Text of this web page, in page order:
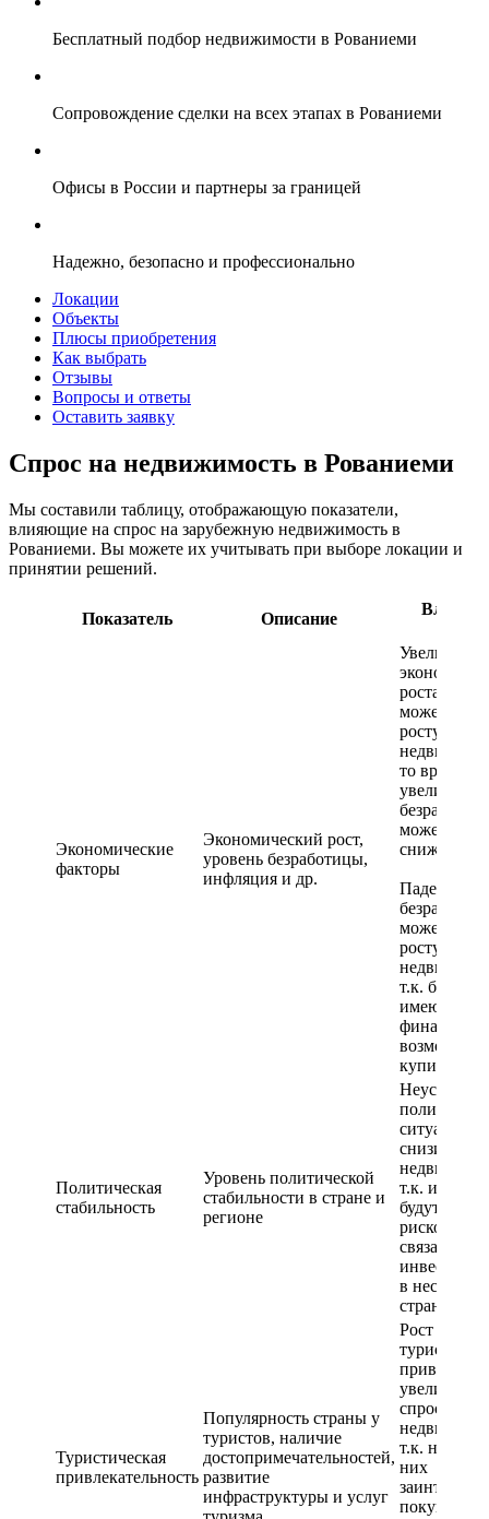
Бесплатный подбор недвижимости в Рованиеми
Сопровождение сделки на всех этапах в Рованиеми
Офисы в России и партнеры за границей
Надежно, безопасно и профессионально
Локации
Объекты
Плюсы приобретения
Как выбрать
Отзывы
Вопросы и ответы
Оставить заявку
Спрос на недвижимость в Рованиеми
Мы составили таблицу, отображающую показатели,
влияющие на спрос на зарубежную недвижимость в
Рованиеми. Вы можете их учитывать при выборе локации и
принятии решений.
Показатель Описание
Экономические
факторы
Экономический рост,
уровень безработицы,
инфляция и др.
Увеличение
роста в
может
росту
то время
увеличение
может
снижению
Падение
может
росту
т.к. больше
имеют
купить
Политическая
стабильность
Уровень политической
стабильности в стране и
регионе
ситуации
снизить
т.к.
будут
рисков,
связанных с
в
страну
Туристическая
привлекательность
Популярность страны у
туристов, наличие
достопримечательностей,
развитие
инфраструктуры и услуг
Рост числа
туристов
привести к
спроса на
т.к.
них
покупке